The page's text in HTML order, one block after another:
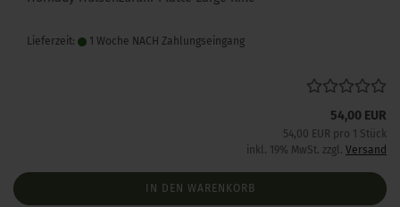
Lieferzeit: 1 Woche NACH Zahlungseingang
54,00 EUR
54,00 EUR pro 1 Stück
inkl. 19% MwSt. zzgl. Versand
IN DEN WARENKORB